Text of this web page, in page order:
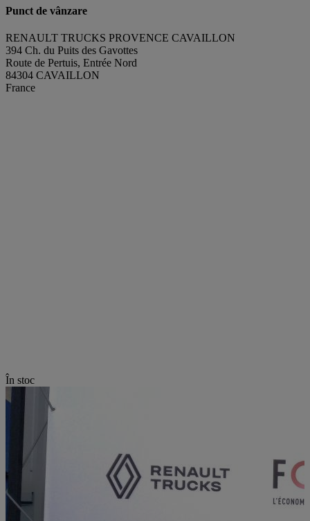
Punct de vânzare
RENAULT TRUCKS PROVENCE CAVAILLON
394 Ch. du Puits des Gavottes
Route de Pertuis, Entrée Nord
84304 CAVAILLON
France
În stoc